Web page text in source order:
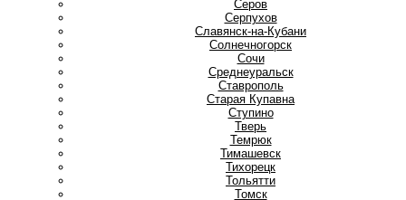
Серов
Серпухов
Славянск-на-Кубани
Солнечногорск
Сочи
Среднеуральск
Ставрополь
Старая Купавна
Ступино
Тверь
Темрюк
Тимашевск
Тихорецк
Тольятти
Томск